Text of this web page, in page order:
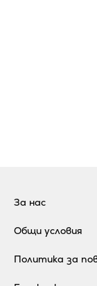
За нас
Общи условия
Политика за